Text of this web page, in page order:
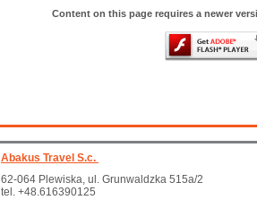
Content on this page requires a newer
Abakus Travel S.c.
62-064 Plewiska, ul. Grunwaldzka 515a/2
tel. +48.616390125